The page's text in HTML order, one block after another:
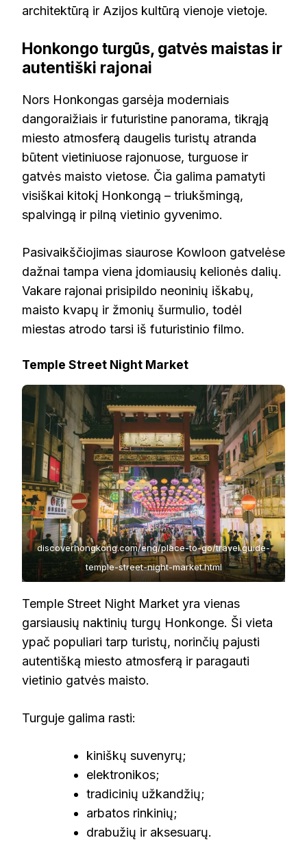
architektūrą ir Azijos kultūrą vienoje vietoje.
Honkongo turgūs, gatvės maistas ir
autentiški rajonai
Nors Honkongas garsėja moderniais
dangoraižiais ir futuristine panorama, tikrąją
miesto atmosferą daugelis turistų atranda
būtent vietiniuose rajonuose, turguose ir
gatvės maisto vietose. Čia galima pamatyti
visiškai kitokį Honkongą – triukšmingą,
spalvingą ir pilną vietinio gyvenimo.
Pasivaikščiojimas siaurose Kowloon gatvelėse
dažnai tampa viena įdomiausių kelionės dalių.
Vakare rajonai prisipildo neoninių iškabų,
maisto kvapų ir žmonių šurmulio, todėl
miestas atrodo tarsi iš futuristinio filmo.
Temple Street Night Market
discoverhongkong.com/eng/place-to-go/travel.guide-
temple-street-night-market.html
Temple Street Night Market yra vienas
garsiausių naktinių turgų Honkonge. Ši vieta
ypač populiari tarp turistų, norinčių pajusti
autentišką miesto atmosferą ir paragauti
vietinio gatvės maisto.
Turguje galima rasti:
kiniškų suvenyrų;
elektronikos;
tradicinių užkandžių;
arbatos rinkinių;
drabužių ir aksesuarų.